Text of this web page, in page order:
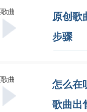
原创歌
步骤
怎么在
歌曲出